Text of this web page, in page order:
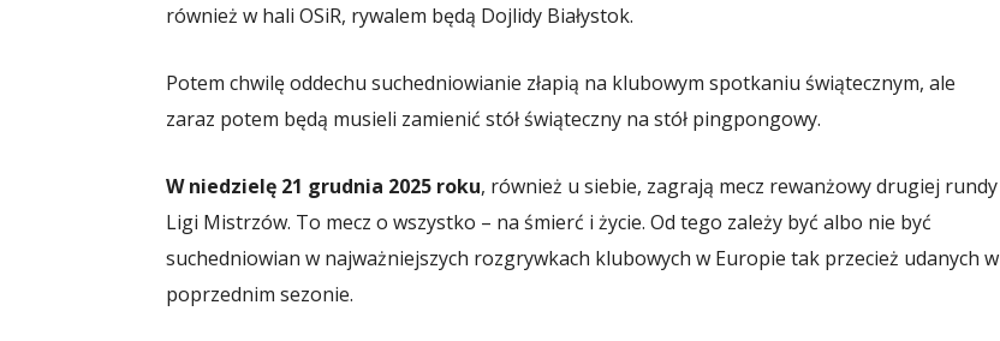
również w hali OSiR, rywalem będą Dojlidy Białystok.
Potem chwilę oddechu suchedniowianie złapią na klubowym spotkaniu świątecznym, ale
zaraz potem będą musieli zamienić stół świąteczny na stół pingpongowy.
W niedzielę 21 grudnia 2025 roku, również u siebie, zagrają mecz rewanżowy drugiej rundy
Ligi Mistrzów. To mecz o wszystko – na śmierć i życie. Od tego zależy być albo nie być
suchedniowian w najważniejszych rozgrywkach klubowych w Europie tak przecież udanych w
poprzednim sezonie.